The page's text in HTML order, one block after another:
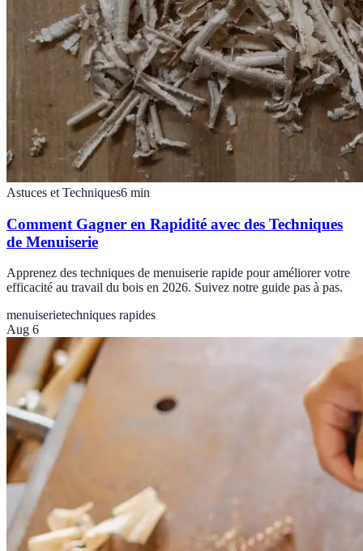
Astuces et Techniques6 min
Comment Gagner en Rapidité avec des Techniques
de Menuiserie
Apprenez des techniques de menuiserie rapide pour améliorer votre
efficacité au travail du bois en 2026. Suivez notre guide pas à pas.
menuiserietechniques rapides
Aug 6